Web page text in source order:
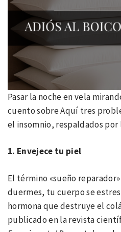
Pasar la noche en vela
cuento sobre Aquí tres
el insomnio, respaldados por
1. Envejece tu piel
El término «sueño
duermes, tu cuerpo se
hormona que destruye el
publicado en la revista